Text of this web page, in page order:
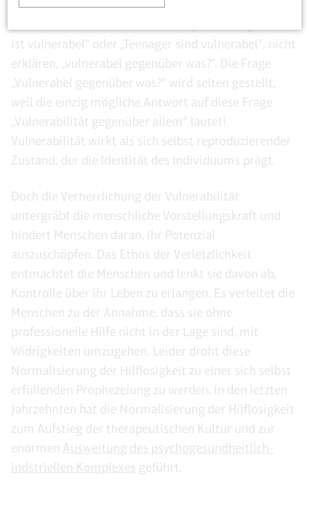
Leben in der Sprache der Vulnerabilität formuliert.
ist vulnerabel“ oder „Teenager sind vulnerabel“, nicht
erklären, „vulnerabel gegenüber was?“. Die Frage
„Vulnerabel gegenüber was?“ wird selten gestellt,
weil die einzig mögliche Antwort auf diese Frage
„Vulnerabilität gegenüber allem“ lautet!
Vulnerabilität wirkt als sich selbst reproduzierender
Zustand, der die Identität des Individuums prägt.
Doch die Verherrlichung der Vulnerabilität
untergräbt die menschliche Vorstellungskraft und
hindert Menschen daran, ihr Potenzial
auszuschöpfen. Das Ethos der Verletzlichkeit
entmachtet die Menschen und lenkt sie davon ab,
Kontrolle über ihr Leben zu erlangen. Es verleitet die
Menschen zu der Annahme, dass sie ohne
professionelle Hilfe nicht in der Lage sind, mit
Widrigkeiten umzugehen. Leider droht diese
Normalisierung der Hilflosigkeit zu einer sich selbst
erfüllenden Prophezeiung zu werden. In den letzten
Jahrzehnten hat die Normalisierung der Hilflosigkeit
zum Aufstieg der therapeutischen Kultur und zur
enormen Ausweitung des psychogesundheitlich-
indstriellen Komplexes geführt.